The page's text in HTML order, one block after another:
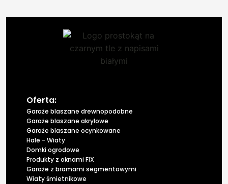
Oferta:
Garaże blaszane drewnopodobne
Garaże blaszane akrylowe
Garaże blaszane ocynkowane
Hale - Wiaty
Domki ogrodowe
Produkty z oknami FIX
Garaże z bramami segmentowymi
Wiaty śmietnikowe